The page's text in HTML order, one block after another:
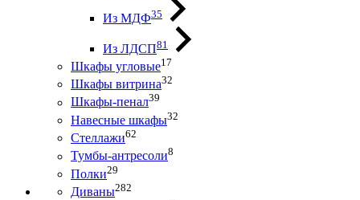
Из МДФ35
Из ЛДСП81
Шкафы угловые17
Шкафы витрина32
Шкафы-пенал39
Навесные шкафы32
Стеллажи62
Тумбы-антресоли8
Полки29
Диваны282